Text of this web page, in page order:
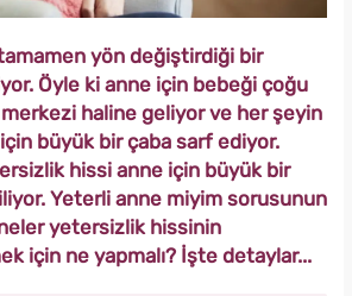
yön değiştirdiği bir
Öyle ki anne için bebeği çoğu
merkezi haline geliyor ve her şeyin
büyük bir çaba sarf ediyor.
hissi anne için büyük bir
Yeterli anne miyim sorusunun
yetersizlik hissinin
için ne yapmalı? İşte detaylar...